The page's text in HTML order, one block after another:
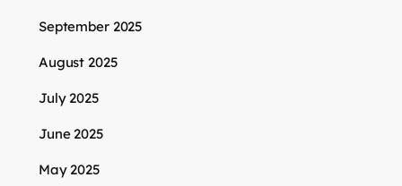
September 2025
August 2025
July 2025
June 2025
May 2025